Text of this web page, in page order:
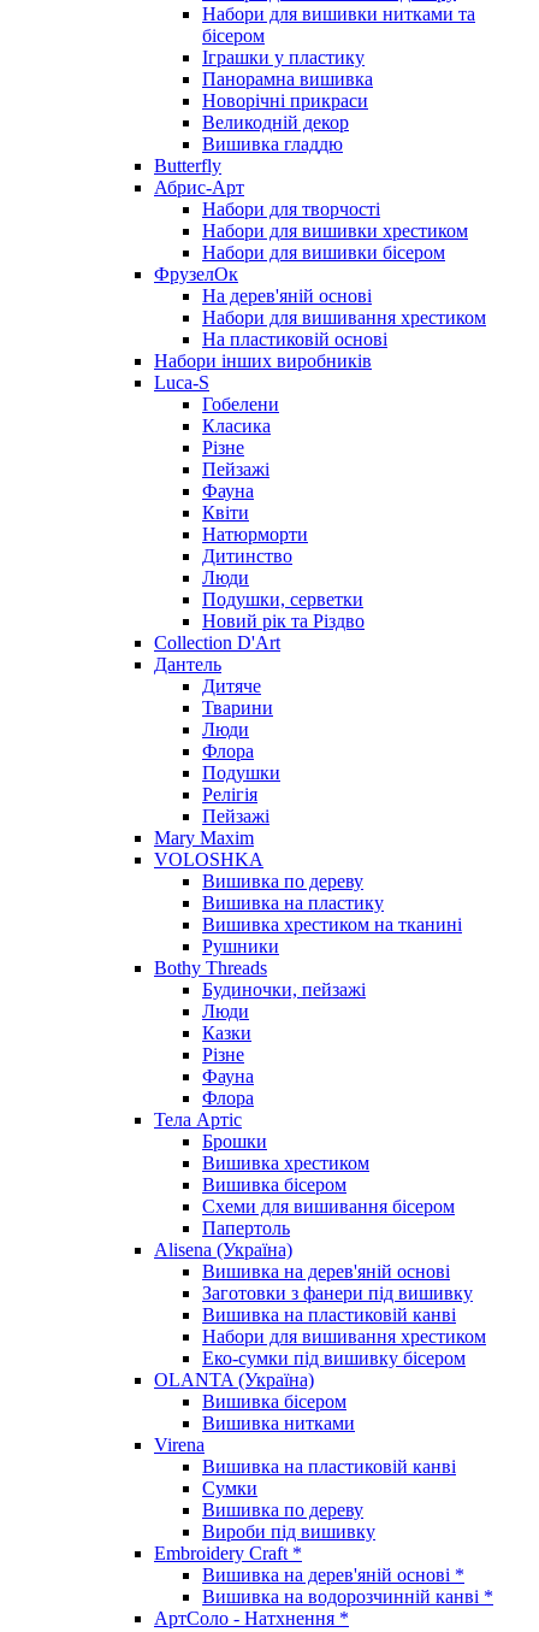
Набори для вишивки нитками та
бісером
Іграшки у пластику
Панорамна вишивка
Новорічні прикраси
Великодній декор
Вишивка гладдю
Butterfly
Абрис-Арт
Набори для творчості
Набори для вишивки хрестиком
Набори для вишивки бісером
ФрузелОк
На дерев'яній основі
Набори для вишивання хрестиком
На пластиковій основі
Набори інших виробників
Luca-S
Гобелени
Класика
Різне
Пейзажі
Фауна
Квіти
Натюрморти
Дитинство
Люди
Подушки, серветки
Новий рік та Різдво
Collection D'Art
Дантель
Дитяче
Тварини
Люди
Флора
Подушки
Релігія
Пейзажі
Mary Maxim
VOLOSHKA
Вишивка по дереву
Вишивка на пластику
Вишивка хрестиком на тканині
Рушники
Bothy Threads
Будиночки, пейзажі
Люди
Казки
Різне
Фауна
Флора
Тела Артіс
Брошки
Вишивка хрестиком
Вишивка бісером
Схеми для вишивання бісером
Папертоль
Alisena (Україна)
Вишивка на дерев'яній основі
Заготовки з фанери під вишивку
Вишивка на пластиковій канві
Набори для вишивання хрестиком
Еко-сумки під вишивку бісером
OLANTA (Україна)
Вишивка бісером
Вишивка нитками
Virena
Вишивка на пластиковій канві
Сумки
Вишивка по дереву
Вироби під вишивку
Embroidery Craft *
Вишивка на дерев'яній основі *
Вишивка на водорозчинній канві *
АртСоло - Натхнення *